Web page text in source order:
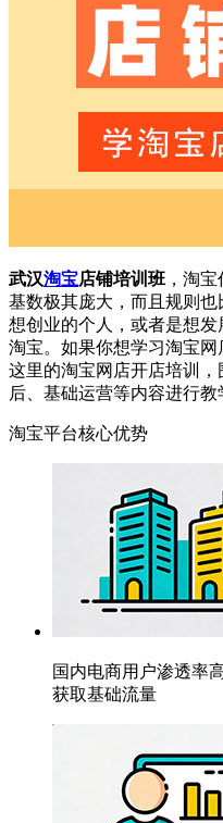
武汉淘宝店铺培训班 ，淘
基数极其庞大，而且规则
想创业的个人，或者是想
淘宝。如果你想学习淘宝
这里的淘宝网店开店培训
后、基础运营等内容进行教
淘宝平台核心优势
国内电商用户渗透率
获取基础流量